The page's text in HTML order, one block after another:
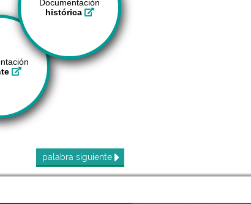
Documentación
histórica
palabra siguiente